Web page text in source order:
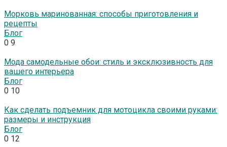
Морковь маринованная: способы приготовления и
рецепты
Блог
0 9
Мода самодельные обои: стиль и эксклюзивность для
вашего интерьера
Блог
0 10
Как сделать подъемник для мотоцикла своими руками:
размеры и инструкция
Блог
0 12